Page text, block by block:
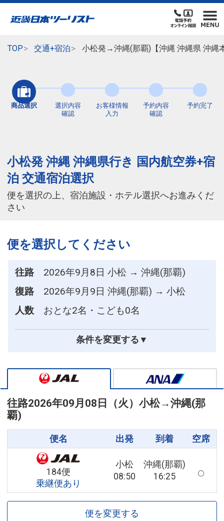
TOP 交通+宿泊 小松発→沖縄(那覇)【沖縄 沖縄県 沖縄
商品選択
選択内容
確認
お客様情報
入力
予約内容
確認
予約完了
小松発 沖縄 沖縄県行き 国内航空券+宿
泊 交通宿泊選択
便を選択の上、宿泊施設・ホテル選択へお進みくだ
さい
便を選択してください
往路
2026年9月8日 小松 → 沖縄(那覇)
復路
2026年9月9日 沖縄(那覇) → 小松
人数
おとな2名・こども0名
条件を変更する▼
往路2026年09月08日（火） 小松→沖縄(那
覇)
便名 出発 到着 空席
184便
乗継便あり
小松
08:50
沖縄(那覇)
16:25
便を変更する